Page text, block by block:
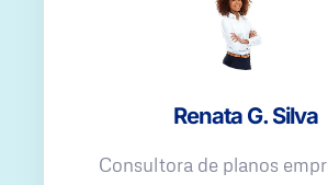
Renata G. Silva
Consultora de planos